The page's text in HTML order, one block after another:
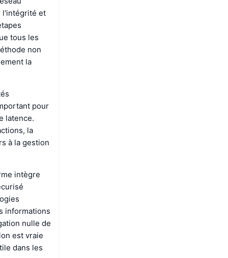
l'intégrité et
tous les
non
la
pour
latence.
la
à la gestion
intègre
informations
nulle de
est vraie
dans les